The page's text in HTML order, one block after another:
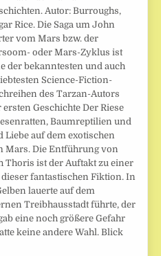
Autor: Burroughs,
Rice. Die Saga um John
vom Mars bzw. der
oder Mars-Zyklus ist
der bekanntesten und auch
Science-Fiction-
des Tarzan-Autors
Geschichte Der Riese
Baumreptilien und
Liebe auf dem exotischen
Mars. Die Entführung von
Thoris ist der Auftakt zu einer
fantastischen Fiktion. In
lauerte auf dem
Treibhausstadt führte, der
eine noch größere Gefahr
keine andere Wahl. Blick